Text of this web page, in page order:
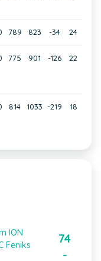
789 823 -34 24
775 901 -126 22
814 1033 -219 18
ION
Feniks
74
-